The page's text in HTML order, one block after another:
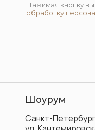
Нажимая кнопку
обработку
Санкт-
Шоурум